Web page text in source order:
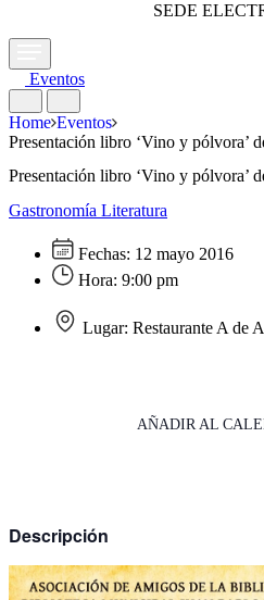
SEDE
Eventos
Home Eventos
Presentación libro ‘Vino y pólvora’
Presentación libro ‘Vino y pólvora’
Gastronomía Literatura
Fechas: 12 mayo 2016
Hora: 9:00 pm
Lugar: Restaurante A de
AÑADIR AL
Descripción